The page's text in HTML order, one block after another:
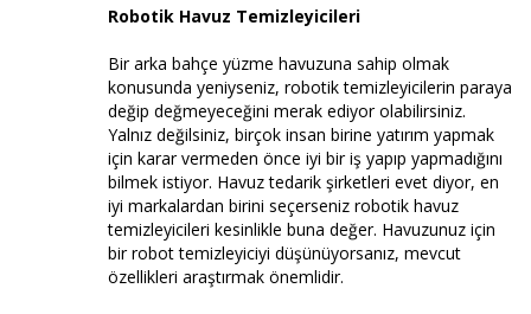
Robotik Havuz Temizleyicileri
Bir arka bahçe yüzme havuzuna sahip olmak
konusunda yeniyseniz, robotik temizleyicilerin paraya
değip değmeyeceğini merak ediyor olabilirsiniz.
Yalnız değilsiniz, birçok insan birine yatırım yapmak
için karar vermeden önce iyi bir iş yapıp yapmadığını
bilmek istiyor. Havuz tedarik şirketleri evet diyor, en
iyi markalardan birini seçerseniz robotik havuz
temizleyicileri kesinlikle buna değer. Havuzunuz için
bir robot temizleyiciyi düşünüyorsanız, mevcut
özellikleri araştırmak önemlidir.